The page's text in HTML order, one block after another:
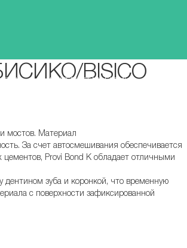
ИНТЕРНЕТ-МАГАЗИН
BISICO
мостов. Материал
За счет автосмешивания обеспечивается
Provi Bond K обладает отличными
дентином зуба и коронкой, что временную
с поверхности зафиксированной